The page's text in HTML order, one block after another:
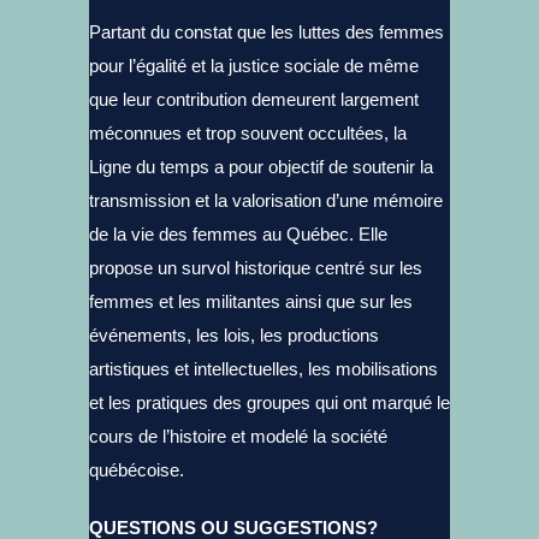
Partant du constat que les luttes des femmes
pour l’égalité et la justice sociale de même
que leur contribution demeurent largement
méconnues et trop souvent occultées, la
Ligne du temps a pour objectif de soutenir la
transmission et la valorisation d’une mémoire
de la vie des femmes au Québec. Elle
propose un survol historique centré sur les
femmes et les militantes ainsi que sur les
événements, les lois, les productions
artistiques et intellectuelles, les mobilisations
et les pratiques des groupes qui ont marqué le
cours de l’histoire et modelé la société
québécoise.
QUESTIONS OU SUGGESTIONS?